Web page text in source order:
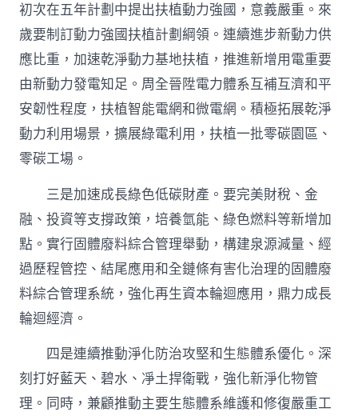
初次在五年計劃中提出扶植動力強國，意義嚴重。來
歲要制訂動力強國扶植計劃綱領。連續進步新動力供
應比重，加速乾淨動力基地扶植，推進新增用電重要
由新動力發電知足。周全晉陞電力體系互補互濟和平
安韌性程度，扶植智能電網和微電網。積極拓展乾淨
動力利用場景，擴展綠電利用，扶植一批零碳園區、
零碳工場。
三是加速成長綠色低碳財產。要完美財稅、金
融、投資等支撐政策，培養氫能、綠色燃料等新增加
點。實行固體廢料綜合管理舉動，構建泉源減量、經
過歷程管控、結尾應用和全鏈條有害化治理的固體廢
料綜合管理系統，強化再生資本輪迴應用，鼎力成長
輪迴經濟。
四是連續推動淨化防治攻堅和生態體系優化。深
刻打好藍天、碧水、凈土捍衛戰，強化新淨化物管
理。同時，兼顧推動主要生態體系維護和修復嚴重工